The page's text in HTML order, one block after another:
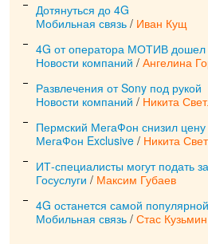
Дотянуться до 4G
Мобильная связь / Иван Кущ
4G от оператора МОТИВ дошел
Новости компаний / Ангелина
Развлечения от Sony под рукой
Новости компаний / Никита
Пермский МегаФон снизил
МегаФон Exclusive / Никита
ИТ-специалисты могут подать
Госуслуги / Максим Губаев
4G останется самой
Мобильная связь / Стас Кузьмин